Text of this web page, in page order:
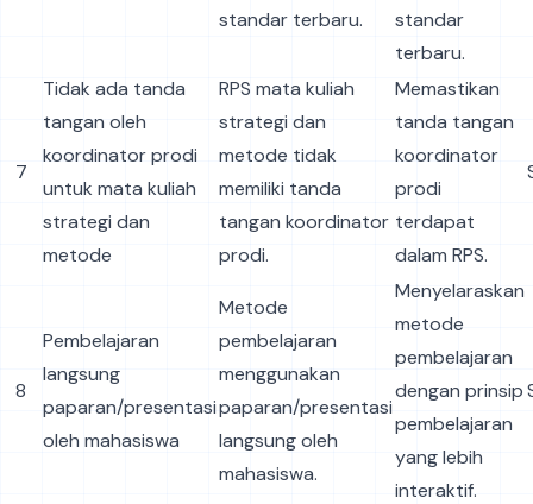
standar terbaru.
standar
terbaru.
7
Tidak ada tanda
tangan oleh
koordinator prodi
untuk mata kuliah
strategi dan
metode
RPS mata kuliah
strategi dan
metode tidak
memiliki tanda
tangan koordinator
prodi.
Memastikan
tanda tangan
koordinator
prodi
terdapat
dalam RPS.
8
Pembelajaran
langsung
paparan/presentasi
oleh mahasiswa
Metode
pembelajaran
menggunakan
paparan/presentasi
langsung oleh
mahasiswa.
Menyelaraskan
metode
pembelajaran
dengan prinsip
pembelajaran
yang lebih
interaktif.